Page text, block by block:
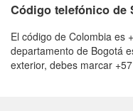
Código telefónico de
El código de Colombia es
departamento de Bogotá
exterior, debes marcar +57